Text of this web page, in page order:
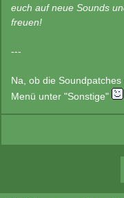
euch auf neue Sounds
freuen!
---
Na, ob die
Menü unter "Sonstige"